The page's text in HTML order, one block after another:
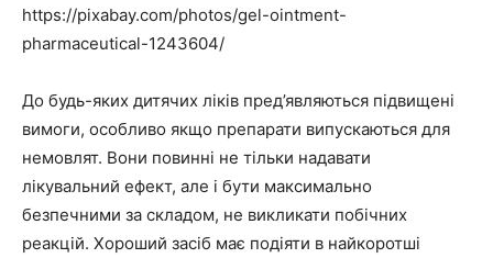
https://pixabay.com/photos/gel-ointment-
pharmaceutical-1243604/
До будь-яких дитячих ліків пред’являються підвищені
вимоги, особливо якщо препарати випускаються для
немовлят. Вони повинні не тільки надавати
лікувальний ефект, але і бути максимально
безпечними за складом, не викликати побічних
реакцій. Хороший засіб має подіяти в найкоротші